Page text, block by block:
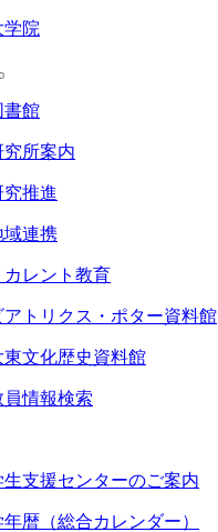
学院
書館
究所案内
究推進
域連携
カレント教育
アトリクス・ポター資料館
東文化歴史資料館
員情報検索
生支援センターのご案内
年暦（総合カレンダー）